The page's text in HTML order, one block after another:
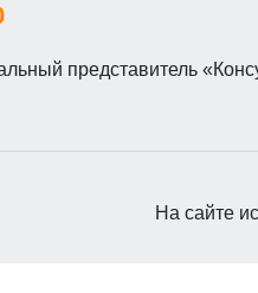
представитель
На сайте